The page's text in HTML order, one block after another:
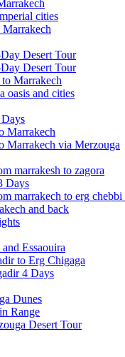
cities
Desert Tour
Desert Tour
Marrakech
oasis and cities
Marrakech
Marrakech via Merzouga
marrakesh to zagora
Days
marrakech to erg chebbi
and back
Essaouira
to Erg Chigaga
4 Days
Dunes
Range
Desert Tour